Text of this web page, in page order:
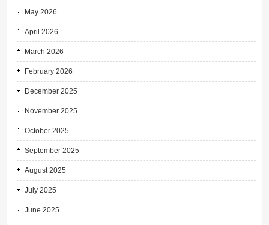
May 2026
April 2026
March 2026
February 2026
December 2025
November 2025
October 2025
September 2025
August 2025
July 2025
June 2025